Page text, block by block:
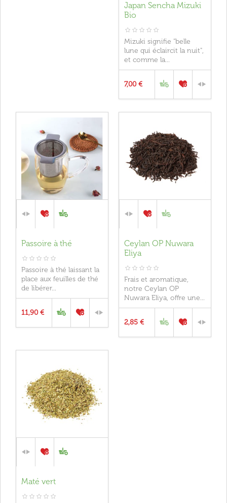
Japan Sencha Mizuki
Bio
Mizuki signifie "belle
lune qui éclaircit la nuit",
et comme la...
7,00 €
Passoire à thé
Passoire à thé laissant la
place aux feuilles de thé
de libérer...
11,90 €
Ceylan OP Nuwara
Eliya
Frais et aromatique,
notre Ceylan OP
Nuwara Eliya, offre une...
2,85 €
Maté vert